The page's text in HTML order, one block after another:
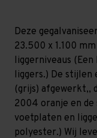
Licht
-
T80
Licht
-
T80
Deze
23.500 x 1.100
liggerniveaus
liggers.) De stijlen
(grijs) afgewerkt,,
2004 oranje en
voetplaten en
polyester.) Wij